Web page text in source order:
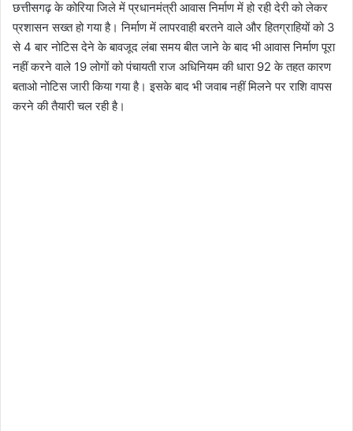
छत्तीसगढ़ के कोरिया जिले में प्रधानमंत्री आवास निर्माण में हो रही देरी को लेकर
प्रशासन सख्त हो गया है। निर्माण में लापरवाही बरतने वाले और हितग्राहियों को 3
से 4 बार नोटिस देने के बावजूद लंबा समय बीत जाने के बाद भी आवास निर्माण पूरा
नहीं करने वाले 19 लोगों को पंचायती राज अधिनियम की धारा 92 के तहत कारण
बताओ नोटिस जारी किया गया है। इसके बाद भी जवाब नहीं मिलने पर राशि वापस
करने की तैयारी चल रही है।